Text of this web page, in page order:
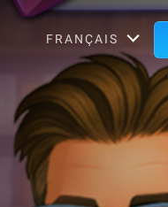
FRANÇAIS